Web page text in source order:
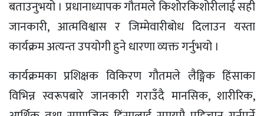
बताउनुभयो । प्रधानाध्यापक गौतमले किशोरकिशोरीलाई सही
जानकारी, आत्मविश्वास र जिम्मेवारीबोध दिलाउन यस्ता
कार्यक्रम अत्यन्त उपयोगी हुने धारणा व्यक्त गर्नुभयो ।
कार्यक्रमका प्रशिक्षक विकिरण गौतमले लैङ्गिक हिंसाका
विभिन्न स्वरूपबारे जानकारी गराउँदै मानसिक, शारीरिक,